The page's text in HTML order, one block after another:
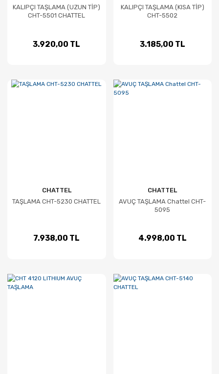
KALIPÇI TAŞLAMA (UZUN TİP)
CHT-5501 CHATTEL
3.920,00 TL
KALIPÇI TAŞLAMA (KISA TİP)
CHT-5502
3.185,00 TL
CHATTEL
TAŞLAMA CHT-5230 CHATTEL
7.938,00 TL
CHATTEL
AVUÇ TAŞLAMA Chattel CHT-
5095
4.998,00 TL